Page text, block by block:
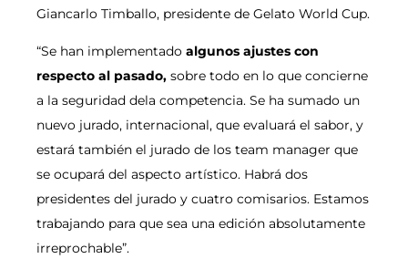
Giancarlo Timballo, presidente de Gelato World Cup.
“Se han implementado algunos ajustes con
respecto al pasado, sobre todo en lo que concierne
a la seguridad dela competencia. Se ha sumado un
nuevo jurado, internacional, que evaluará el sabor, y
estará también el jurado de los team manager que
se ocupará del aspecto artístico. Habrá dos
presidentes del jurado y cuatro comisarios. Estamos
trabajando para que sea una edición absolutamente
irreprochable”.